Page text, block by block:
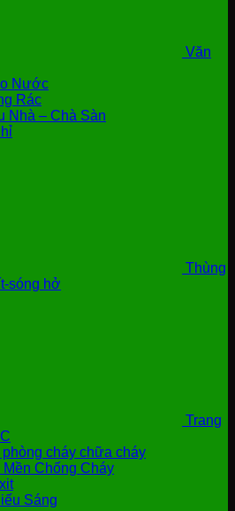
Văn
Nước
Rác
Nhà – Chà Sàn
Thùng
sóng hở
Trang
cháy chữa cháy
Mền Chống Cháy
Sáng